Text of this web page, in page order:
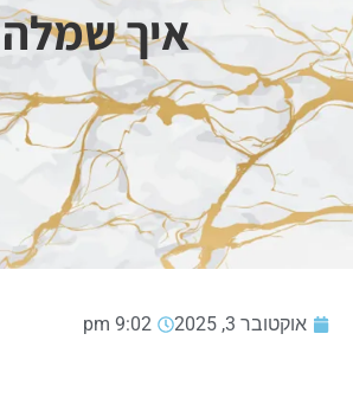
איך
אוקטובר 3, 2025 9:02 pm